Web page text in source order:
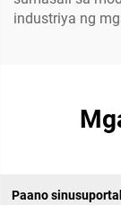
industriya ng
Paano